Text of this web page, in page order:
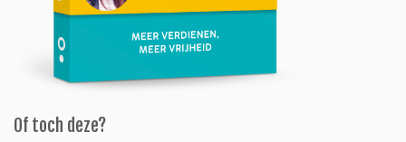
Of toch deze?